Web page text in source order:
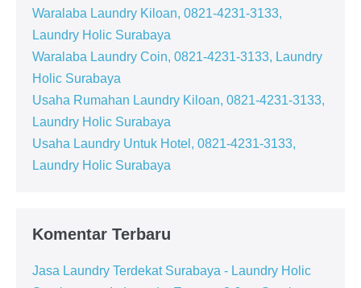
Waralaba Laundry Kiloan, 0821-4231-3133,
Laundry Holic Surabaya
Waralaba Laundry Coin, 0821-4231-3133, Laundry
Holic Surabaya
Usaha Rumahan Laundry Kiloan, 0821-4231-3133,
Laundry Holic Surabaya
Usaha Laundry Untuk Hotel, 0821-4231-3133,
Laundry Holic Surabaya
Komentar Terbaru
Jasa Laundry Terdekat Surabaya - Laundry Holic